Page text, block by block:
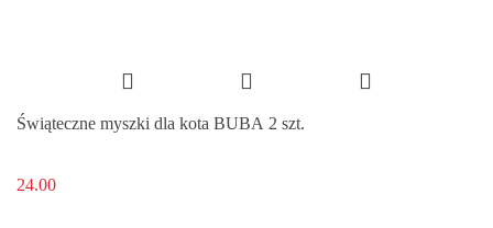
Świąteczne myszki dla kota BUBA 2 szt.
24.00